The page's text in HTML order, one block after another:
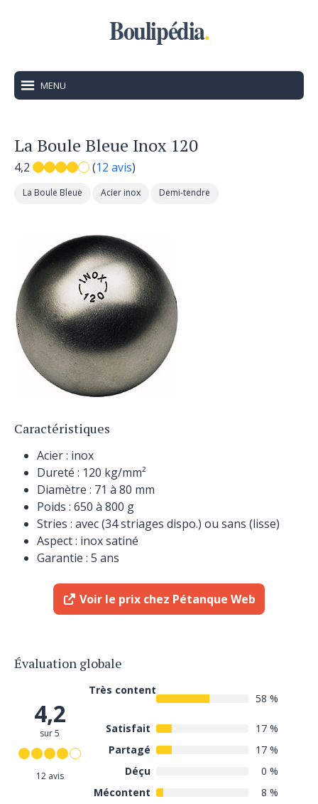
Boulipédia.
MENU
La Boule Bleue Inox 120
4,2 (12 avis)
La Boule Bleue Acier inox Demi-tendre
Caractéristiques
Acier : inox
Dureté : 120 kg/mm²
Diamètre : 71 à 80 mm
Poids : 650 à 800 g
Stries : avec (34 striages dispo.) ou sans (lisse)
Aspect : inox satiné
Garantie : 5 ans
Voir le prix chez Pétanque Web
Évaluation globale
4,2
sur 5
12 avis
Très content
58 %
Satisfait
17 %
Partagé
17 %
Déçu
0 %
Mécontent
8 %